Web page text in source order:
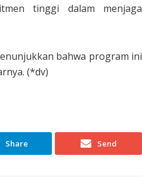
tinggi dalam menjaga
bahwa program ini
(*dv)
Share Send